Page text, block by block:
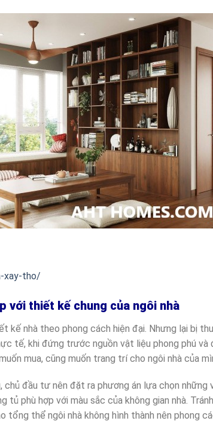
xay-tho/
với thiết kế chung của ngôi nhà
kế nhà theo phong cách hiện đại. Nhưng lại bị
tế, khi đứng trước nguồn vật liệu phong phú và
mua, cũng muốn trang trí cho ngôi nhà của
đầu tư nên đặt ra phương án lựa chọn
tủ phù hợp với màu sắc của không gian nhà.
tổng thể ngôi nhà không hình thành nên phong